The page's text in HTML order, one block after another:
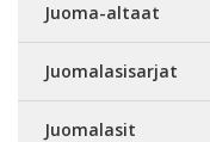
Juoma-altaat
Juomalasisarjat
Juomalasit